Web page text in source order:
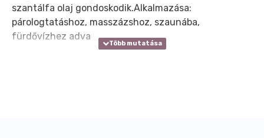
szantálfa olaj gondoskodik.Alkalmazása:
párologtatáshoz, masszázshoz, szaunába,
fürdővízhez adva